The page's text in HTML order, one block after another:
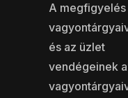
A
és az üzlet
vendégeinek